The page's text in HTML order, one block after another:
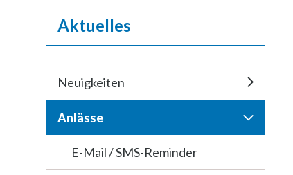
Inhaltsnavigation
Aktuelles
Neuigkeiten
Anlässe
E-Mail / SMS-Reminder